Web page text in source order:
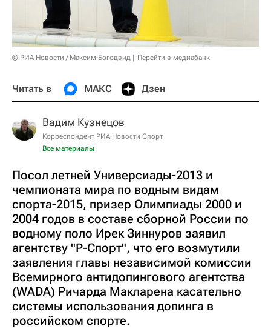
© РИА Новости / Максим Богодвид Перейти в медиабанк
Читать в МАКС Дзен
Вадим Кузнецов
Корреспондент РИА Новости Спорт
Все материалы
Посол летней Универсиады-2013 и
чемпионата мира по водным видам
спорта-2015, призер Олимпиады 2000 и
2004 годов в составе сборной России по
водному поло Ирек Зиннуров заявил
агентству "Р-Спорт", что его возмутили
заявления главы независимой комиссии
Всемирного антидопингового агентства
(WADA) Ричарда Макларена касательно
системы использования допинга в
российском спорте.